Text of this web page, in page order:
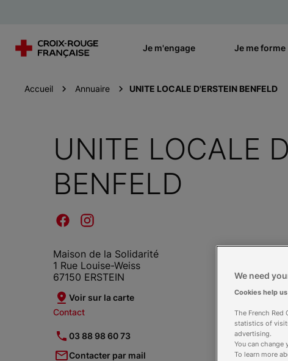
Je m'engage Je me forme
Accueil Annuaire UNITE LOCALE D'ERSTEIN BENFELD
UNITE LOCALE
BENFELD
Maison de la Solidarité
1 Rue Louise-Weiss
67150 ERSTEIN
Voir sur la carte
Contact
03 88 98 60 73
Contacter par mail
Horaires
14h00 -
Ouvert
We need
Cookies help
The French
statistics of
advertising.
You can change
To learn more